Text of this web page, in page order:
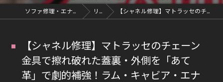
ソファ修理・エナメル修理・革修理なら愛知県豊川市のレシッズへ｜全国対応 リペアブログ 【シャネル修理】マトラッセのチェーン金具で擦れ破れた蓋裏・外側を「あて革」で劇的補強！ラム・キャビア・エナメルの修復事例を解説
【シャネル修理】マトラッセのチェーン
金具で擦れ破れた蓋裏・外側を「あて
革」で劇的補強！ラム・キャビア・エナ